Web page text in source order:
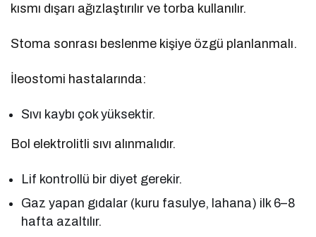
kısmı dışarı ağızlaştırılır ve torba kullanılır.
Stoma sonrası beslenme kişiye özgü planlanmalı.
İleostomi hastalarında:
Sıvı kaybı çok yüksektir.
Bol elektrolitli sıvı alınmalıdır.
Lif kontrollü bir diyet gerekir.
Gaz yapan gıdalar (kuru fasulye, lahana) ilk 6–8
hafta azaltılır.